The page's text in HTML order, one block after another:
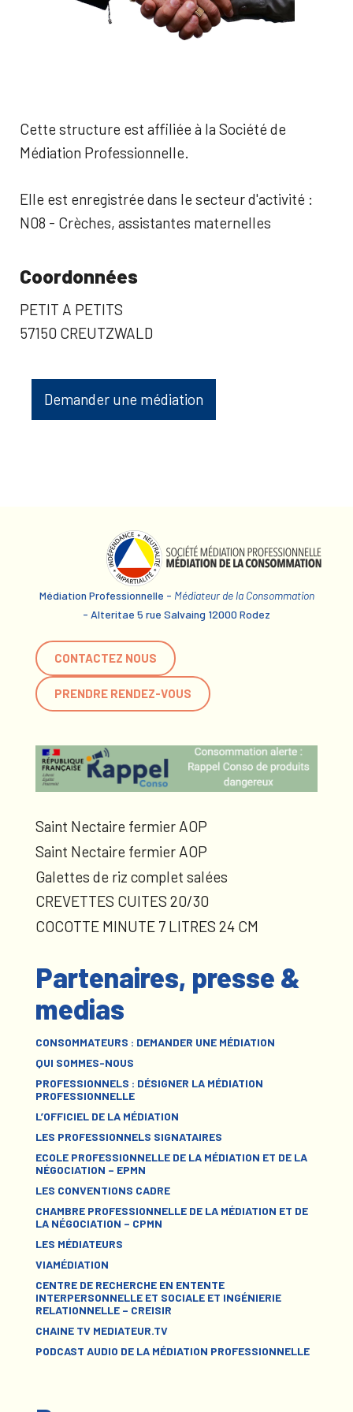
Cette structure est affiliée à la Société de
Médiation Professionnelle.
Elle est enregistrée dans le secteur d'activité :
N08 - Crèches, assistantes maternelles
Coordonnées
PETIT A PETITS
57150 CREUTZWALD
Demander une médiation
Médiation Professionnelle - Médiateur de la Consommation
- Alteritae 5 rue Salvaing 12000 Rodez
CONTACTEZ NOUS
PRENDRE RENDEZ-VOUS
Saint Nectaire fermier AOP
Saint Nectaire fermier AOP
Galettes de riz complet salées
CREVETTES CUITES 20/30
COCOTTE MINUTE 7 LITRES 24 CM
Partenaires, presse &
medias
CONSOMMATEURS : DEMANDER UNE MÉDIATION
QUI SOMMES-NOUS
PROFESSIONNELS : DÉSIGNER LA MÉDIATION
PROFESSIONNELLE
L’OFFICIEL DE LA MÉDIATION
LES PROFESSIONNELS SIGNATAIRES
ECOLE PROFESSIONNELLE DE LA MÉDIATION ET DE LA
NÉGOCIATION – EPMN
LES CONVENTIONS CADRE
CHAMBRE PROFESSIONNELLE DE LA MÉDIATION ET DE
LA NÉGOCIATION – CPMN
LES MÉDIATEURS
VIAMÉDIATION
CENTRE DE RECHERCHE EN ENTENTE
INTERPERSONNELLE ET SOCIALE ET INGÉNIERIE
RELATIONNELLE – CREISIR
CHAINE TV MEDIATEUR.TV
PODCAST AUDIO DE LA MÉDIATION PROFESSIONNELLE